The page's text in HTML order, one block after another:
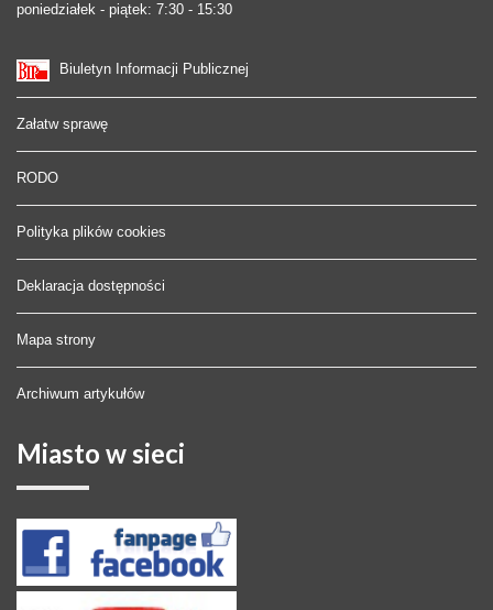
poniedziałek - piątek: 7:30 - 15:30
Biuletyn Informacji Publicznej
Załatw sprawę
RODO
Polityka plików cookies
Deklaracja dostępności
Mapa strony
Archiwum artykułów
Miasto w sieci